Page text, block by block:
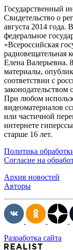
Государственный
Cвидетельство о
августа 2014 года.
федеральное
«Всероссийская
радиовещательная
Елена Валерьевна.
материалы,
соответствии с
При любом
видеоматериалов
или частичной
интернете
старше 16 лет.
Политика
Согласие на
Архив новостей
Авторы
Разработка сайта